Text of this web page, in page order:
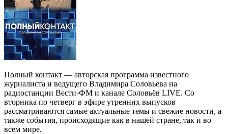
Полный контакт — авторская программа известного
журналиста и ведущего Владимира Соловьева на
радиостанции Вести-ФМ и канале Соловьёв LIVE. Со
вторника по четверг в эфире утренних выпусков
рассматриваются самые актуальные темы и свежие новости, а
также события, происходящие как в нашей стране, так и во
всем мире.